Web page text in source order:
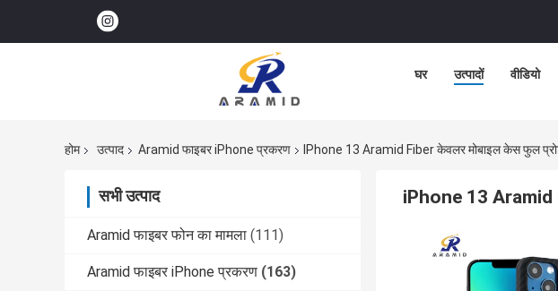
घर उत्पादों वीडियो
होम उत्पाद Aramid फाइबर iPhone प्रकरण IPhone 13 Aramid Fiber केवलर मोबाइल केस फुल
सभी उत्पाद
Aramid फाइबर फोन का मामला (111)
Aramid फाइबर iPhone प्रकरण (163)
iPhone 13 Aramid